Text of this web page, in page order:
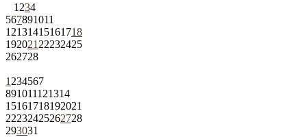
1 234
567891011
12131415161718
192021 22232425
262728
1 234567
891011121314
15161718192021
22232425262728
293031